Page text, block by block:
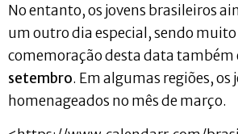
No entanto, os jovens brasileiros
um outro dia especial, sendo
comemoração desta data também
setembro. Em algumas regiões, os
homenageados no mês de março.